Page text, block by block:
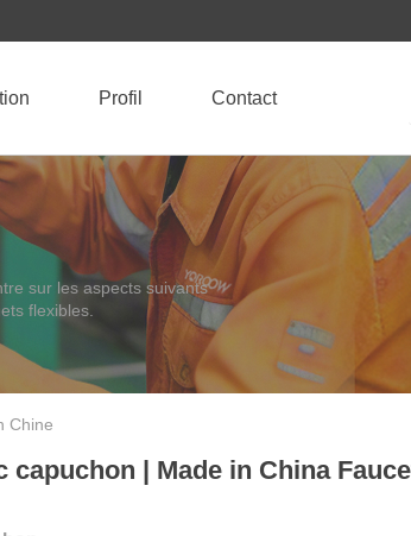
Profil Contact
sur les aspects suivants
flexibles.
Chine
| Made in China